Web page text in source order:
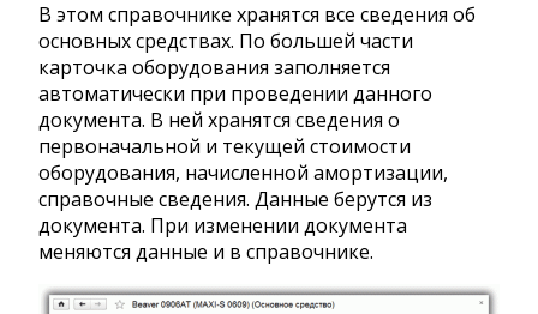
В этом справочнике хранятся все сведения об
основных средствах. По большей части
карточка оборудования заполняется
автоматически при проведении данного
документа. В ней хранятся сведения о
первоначальной и текущей стоимости
оборудования, начисленной амортизации,
справочные сведения. Данные берутся из
документа. При изменении документа
меняются данные и в справочнике.